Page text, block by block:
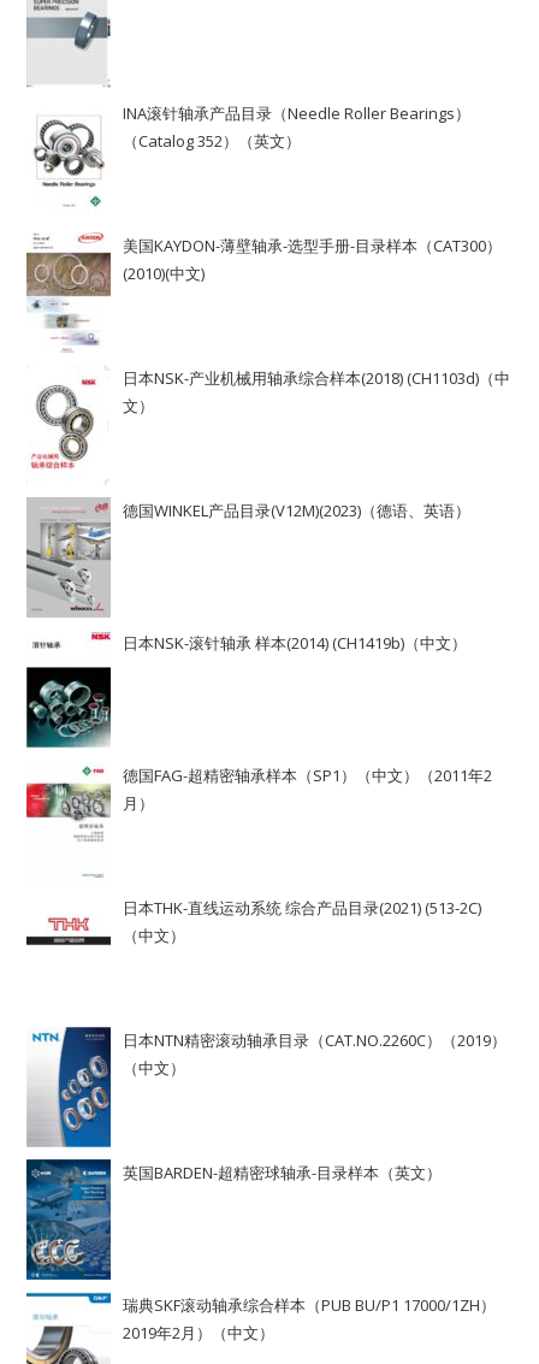
INA滚针轴承产品目录（Needle Roller Bearings）
（Catalog 352）（英文）
美国KAYDON-薄壁轴承-选型手册-目录样本（CAT300）
(2010)(中文)
日本NSK-产业机械用轴承综合样本(2018) (CH1103d)（中
文）
德国WINKEL产品目录(V12M)(2023)（德语、英语）
日本NSK-滚针轴承 样本(2014) (CH1419b)（中文）
德国FAG-超精密轴承样本（SP1）（中文）（2011年2
月）
日本THK-直线运动系统 综合产品目录(2021) (513-2C)
（中文）
日本NTN精密滚动轴承目录（CAT.NO.2260C）（2019）
（中文）
英国BARDEN-超精密球轴承-目录样本（英文）
瑞典SKF滚动轴承综合样本（PUB BU/P1 17000/1ZH）
2019年2月）（中文）